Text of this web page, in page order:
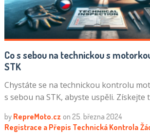
Co s sebou na technickou s
STK
Chystáte se na technickou kontrolu
s sebou na STK, abyste uspěli. Získejte
by RepreMoto.cz on 25. března 2024
Registrace a Přepis Technická Kontrola